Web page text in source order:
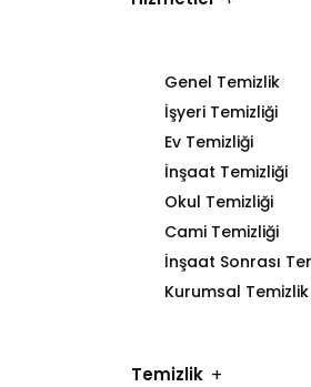
Genel Temizlik
İşyeri Temizliği
Ev Temizliği
İnşaat Temizliği
Okul Temizliği
Cami Temizliği
İnşaat Sonrası
Kurumsal Temizlik
Temizlik